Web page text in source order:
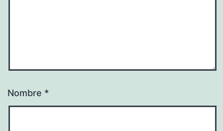
Nombre *